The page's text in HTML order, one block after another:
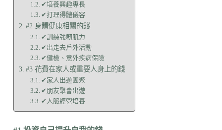
✔培養興趣專長
✔打理得體儀容
#2 身體健康相關的錢
✔訓練強韌肌力
✔出走去戶外活動
✔健檢、意外疾病保險
#3 花費在家人或重要人身上的錢
✔家人出遊團聚
✔朋友聚會出遊
✔人脈經營培養